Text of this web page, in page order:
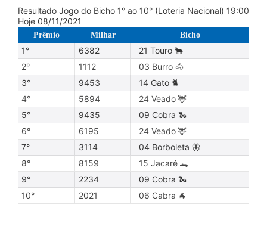
Resultado Jogo do Bicho 1° ao 10° (Loteria Nacional) 19:00
Hoje 08/11/2021
Prêmio Milhar Bicho
1° 6382
21 Touro 🐂
2°
1112
03 Burro 🐴
3°
9453
14 Gato 🐈
4°
5894
24 Veado 🦌
5°
9435
09 Cobra 🐍
6°
6195
24 Veado 🦌
7°
3114
04 Borboleta 🦋
8°
8159
15 Jacaré 🐊
9°
2234
09 Cobra 🐍
10°
2021 06 Cabra 🐐